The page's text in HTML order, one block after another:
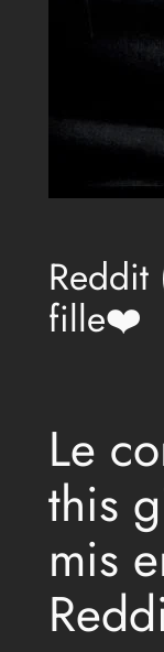
Reddit
fille❤️
Le
this
mis